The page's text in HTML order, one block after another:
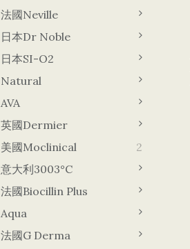
法國Neville
日本Dr Noble
日本SI-O2
Natural
AVA
英國Dermier
美國Moclinical
2
意大利3003°C
法國Biocillin Plus
Aqua
法國G Derma